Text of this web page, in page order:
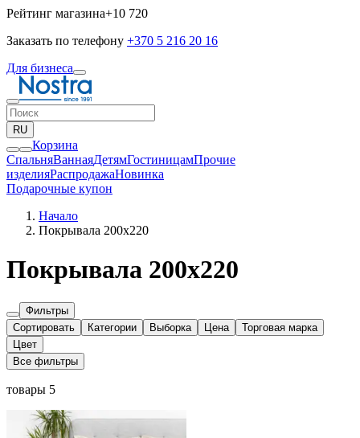
Рейтинг магазина+10 720
Заказать по телефону +370 5 216 20 16
Для бизнеса
RU
Корзина
СпальняВаннаяДетямГостиницамПрочие
изделияPаспродажаНовинка
Подарочные купон
Начало
Покрывала 200x220
Покрывала 200x220
Фильтры
Сортировать
Категории Выборка Цена
Торговая марка
Цвет
Все фильтры
товары 5